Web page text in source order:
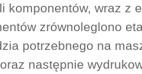
komponentów, wraz z
zrównoleglono
potrzebnego na
następnie